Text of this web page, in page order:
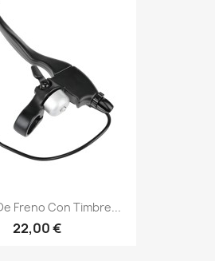
Freno Con Timbre...
22,00 €